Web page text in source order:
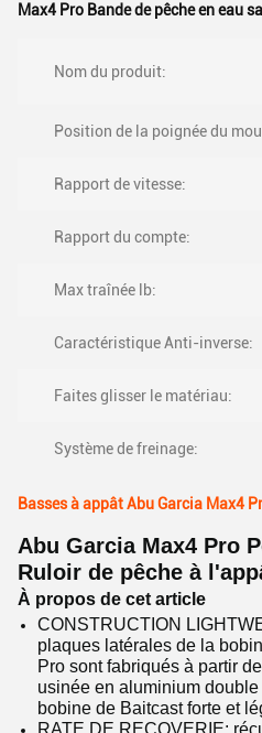
Max4 Pro Bande de pêche en eau
Nom du produit:
Position de la poignée du
Rapport de vitesse:
Rapport du compte:
Max traînée lb:
Caractéristique Anti-inverse:
Faites glisser le matériau:
Système de freinage:
Basses à appât Abu Garcia Max4
Abu Garcia Max4 Pro
Ruloir de pêche à
À propos de cet article
CONSTRUCTION
plaques latérales de la
Pro sont fabriqués à partir
usinée en aluminium
bobine de Baitcast forte et
RATE DE RECOVERIE: